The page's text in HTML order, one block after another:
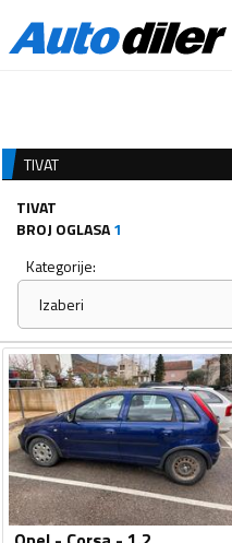
TIVAT
TIVAT
BROJ OGLASA1
Kategorije:
Izaberi